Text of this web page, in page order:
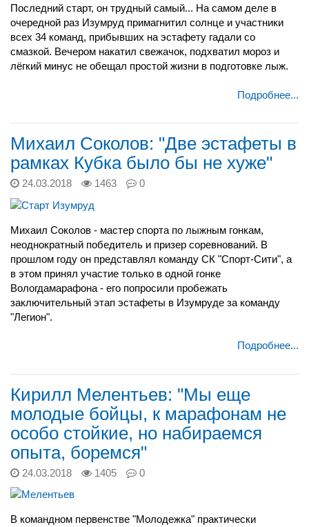
Последний старт, он трудный самый... На самом деле в
очередной раз Изумруд примагнитил солнце и участники
всех 34 команд, прибывших на эстафету гадали со
смазкой. Вечером накатил свежачок, подхватил мороз и
лёгкий минус не обещал простой жизни в подготовке лыж.
Подробнее...
Михаил Соколов: "Две эстафеты в
рамках Кубка было бы не хуже"
24.03.2018 1463 0
Михаил Соколов - мастер спорта по лыжным гонкам,
неоднократный победитель и призер соревнований. В
прошлом году он представлял команду СК "Спорт-Сити", а
в этом принял участие только в одной гонке
Вологдамарафона - его попросили пробежать
заключительный этап эстафеты в Изумруде за команду
"Легион".
Подробнее...
Кирилл Мелентьев: "Мы еще
молодые бойцы, к марафонам не
особо стойкие, но набираемся
опыта, боремся"
24.03.2018 1405 0
В командном первенстве "Молодежка" практически